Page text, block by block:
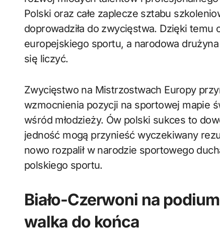
Polski oraz całe zaplecze sztabu
doprowadziła do zwycięstwa. Dzięki temu
europejskiego sportu, a narodowa
się liczyć.
Zwycięstwo na Mistrzostwach Europy
wzmocnienia pozycji na sportowej mapie
wśród młodzieży. Ów polski sukces to
jedność mogą przynieść wyczekiwany
nowo rozpalił w narodzie sportowego
polskiego sportu.
Biało-Czerwoni na
walka do końca